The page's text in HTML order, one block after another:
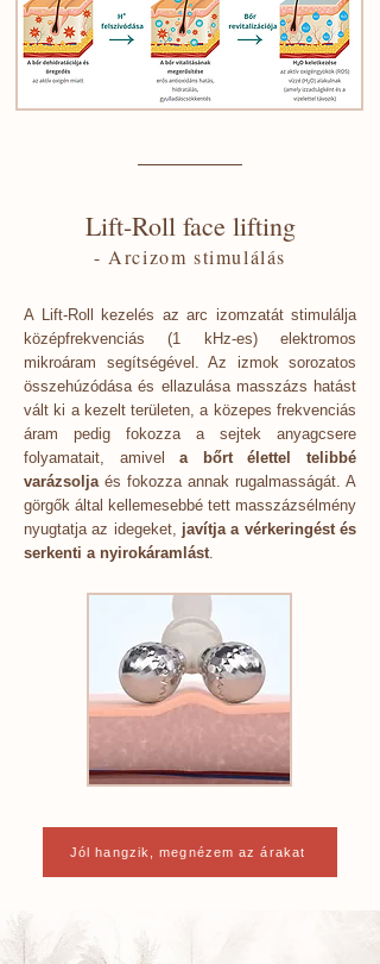
Lift-Roll face lifting
- Arcizom stimulálás
A Lift-Roll kezelés az arc izomzatát stimulálja
középfrekvenciás (1 kHz-es) elektromos
mikroáram segítségével. Az izmok sorozatos
összehúzódása és ellazulása masszázs hatást
vált ki a kezelt területen, a közepes frekvenciás
áram pedig fokozza a sejtek anyagcsere
folyamatait, amivela bőrt élettel telibbé
varázsoljaés fokozza annak rugalmasságát. A
görgők által kellemesebbé tett masszázsélmény
nyugtatja az idegeket, javítja a vérkeringést és
serkenti a nyirokáramlást.
Jól hangzik, megnézem az árakat